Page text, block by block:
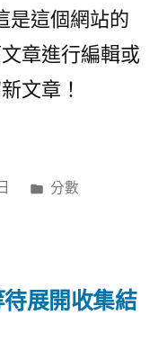
第
一
篇
文
是這個網站的
章進行編輯或
文章！
分
分數
展開收集結